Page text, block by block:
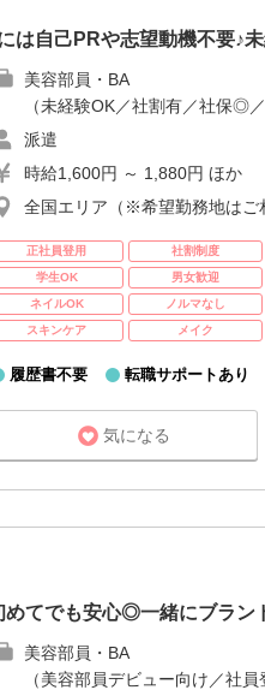
は自己PRや志望動機不要♪
美容部員・BA
（未経験OK／社割有／社保◎
派遣
時給1,600円 ～ 1,880円 ほか
全国エリア（※希望勤務地はご
正社員登用 社割制度
学生OK
男女歓迎
ネイルOK
ノルマなし
スキンケア
メイク
履歴書不要 転職サポートあり
気になる
めてでも安心◎一緒にブラン
美容部員・BA
（美容部員デビュー向け／社